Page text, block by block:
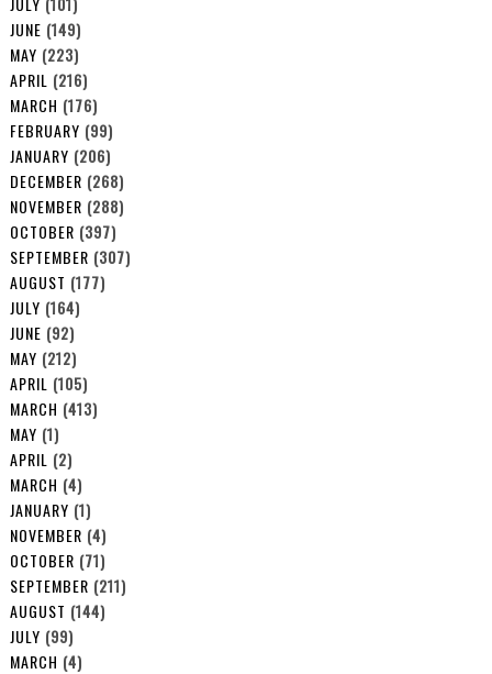
JUNE (149)
MAY (223)
APRIL (216)
MARCH (176)
FEBRUARY (99)
JANUARY (206)
DECEMBER (268)
NOVEMBER (288)
OCTOBER (397)
SEPTEMBER (307)
AUGUST (177)
JULY (164)
JUNE (92)
MAY (212)
APRIL (105)
MARCH (413)
MAY (1)
APRIL (2)
MARCH (4)
JANUARY (1)
NOVEMBER (4)
OCTOBER (71)
SEPTEMBER (211)
AUGUST (144)
JULY (99)
MARCH (4)